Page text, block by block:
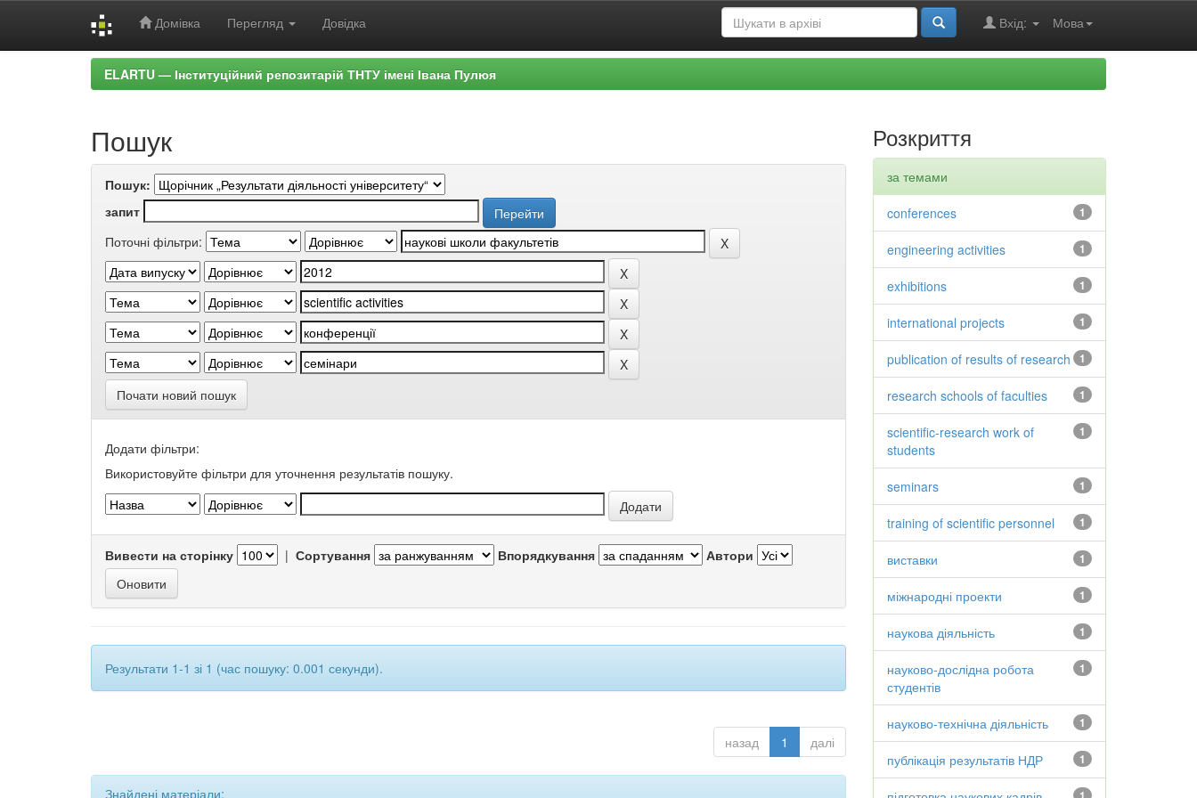
Домівка Перегляд Довідка Мова
Вхід:
ELARTU — Інституційний репозитарій ТНТУ імені Івана Пулюя
Пошук
Пошук:
запит
Поточні фільтри:
Почати новий пошук
Додати фільтри:
Використовуйте фільтри для уточнення результатів пошуку.
Вивести на сторінку | Сортування Впорядкування Автори
Результати 1-1 зі 1 (час пошуку: 0.001 секунди).
назад 1 далі
Знайдені матеріали:
Розкриття
за темами
1
conferences
1
engineering activities
1
exhibitions
1
international projects
1
publication of results of research
1
research schools of faculties
1
scientific-research work of
students
1
seminars
1
training of scientific personnel
1
виставки
1
міжнародні проекти
1
наукова діяльність
1
науково-дослідна робота
студентів
1
науково-технічна діяльність
1
публікація результатів НДР